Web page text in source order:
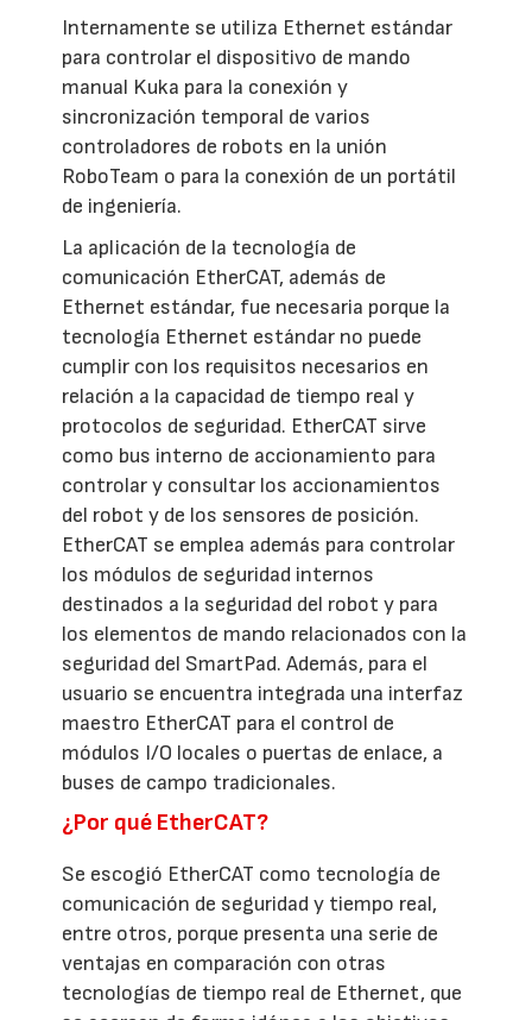
Internamente se utiliza Ethernet estándar
para controlar el dispositivo de mando
manual Kuka para la conexión y
sincronización temporal de varios
controladores de robots en la unión
RoboTeam o para la conexión de un portátil
de ingeniería.
La aplicación de la tecnología de
comunicación EtherCAT, además de
Ethernet estándar, fue necesaria porque la
tecnología Ethernet estándar no puede
cumplir con los requisitos necesarios en
relación a la capacidad de tiempo real y
protocolos de seguridad. EtherCAT sirve
como bus interno de accionamiento para
controlar y consultar los accionamientos
del robot y de los sensores de posición.
EtherCAT se emplea además para controlar
los módulos de seguridad internos
destinados a la seguridad del robot y para
los elementos de mando relacionados con la
seguridad del SmartPad. Además, para el
usuario se encuentra integrada una interfaz
maestro EtherCAT para el control de
módulos I/O locales o puertas de enlace, a
buses de campo tradicionales.
¿Por qué EtherCAT?
Se escogió EtherCAT como tecnología de
comunicación de seguridad y tiempo real,
entre otros, porque presenta una serie de
ventajas en comparación con otras
tecnologías de tiempo real de Ethernet, que